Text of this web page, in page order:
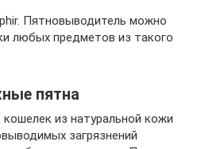
Пятновыводитель можно
любых предметов из такого
пятна
из натуральной кожи
загрязнений